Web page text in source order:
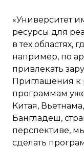
«Университет
ресурсы для
в тех областях,
например, по
привлекать
Приглашения к
программам
Китая,
Бангладеш,
перспективе,
сделать